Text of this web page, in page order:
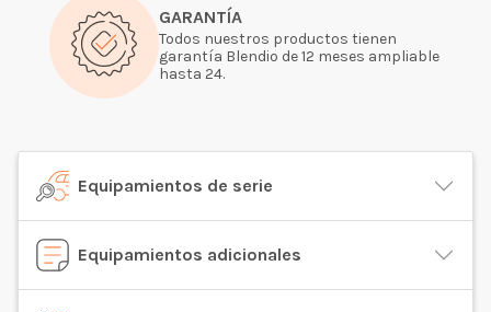
GARANTÍA
Todos nuestros productos tienen
garantía Blendio de 12 meses ampliable
hasta 24.
Equipamientos de serie
Equipamientos adicionales